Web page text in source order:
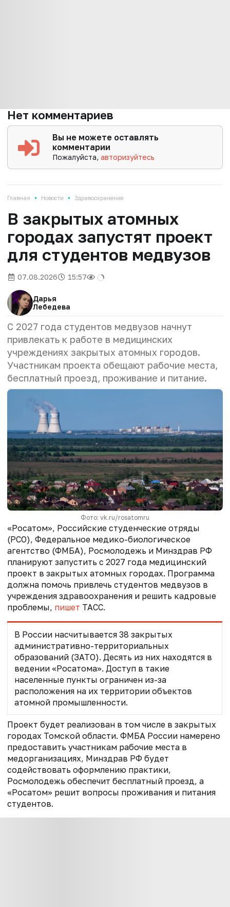
Нет комментариев
Вы не можете оставлять
комментарии
Пожалуйста,авторизуйтесь
Главная • Новости • Здравоохранение
В закрытых атомных
городах запустят проект
для студентов медвузов
07.08.2026 15:57
Дарья
Лебедева
С 2027 года студентов медвузов начнут
привлекать к работе в медицинских
учреждениях закрытых атомных городов.
Участникам проекта обещают рабочие места,
бесплатный проезд, проживание и питание.
Фото: vk.ru/rosatomru
«Росатом», Российские студенческие отряды
(РСО), Федеральное медико-биологическое
агентство (ФМБА), Росмолодежь и Минздрав РФ
планируют запустить с 2027 года медицинский
проект в закрытых атомных городах. Программа
должна помочь привлечь студентов медвузов в
учреждения здравоохранения и решить кадровые
проблемы, пишет ТАСС.
В России насчитывается 38 закрытых
административно-территориальных
образований (ЗАТО). Десять из них находятся в
ведении «Росатома». Доступ в такие
населенные пункты ограничен из-за
расположения на их территории объектов
атомной промышленности.
Проект будет реализован в том числе в закрытых
городах Томской области. ФМБА России намерено
предоставить участникам рабочие места в
медорганизациях, Минздрав РФ будет
содействовать оформлению практики,
Росмолодежь обеспечит бесплатный проезд, а
«Росатом» решит вопросы проживания и питания
студентов.